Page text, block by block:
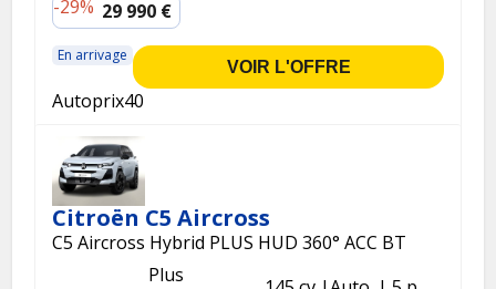
-29% 29 990 €
En arrivage
VOIR L'OFFRE
Autoprix40
Citroën C5 Aircross
C5 Aircross Hybrid PLUS HUD 360° ACC BT
Plus